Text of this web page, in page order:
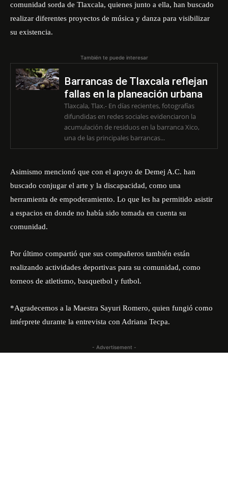
comunidad sorda de Tlaxcala, quienes junto a ella, han buscado
realizar diferentes proyectos de música y danza para visibilizar
su existencia.
También te puede interesar
Barrancas de Tlaxcala reflejan
fallas en la planeación urbana
Tlaxcala, Tlax.- En días recientes, fotografías
difundidas en redes sociales evidenciaron la
acumulación de residuos en la barranca Xico,
una de las principales barrancas...
Asimismo mencionó que con el apoyo de Demej A.C. han
buscado conjugar el arte y la discapacidad, como una
herramienta de empoderamiento. Lo que les ha permitido asistir
a espacios en donde no había sido tomada en cuenta su
comunidad.
Por último compartió que sus compañeros también están
realizando actividades deportivas para su comunidad, como
torneos de atletismo, basquetbol y futbol.
*Agradecemos a la Maestra Sayuri Romero, quien fungió como
intérprete durante la entrevista con Adriana Tecpa.
- Advertisement -